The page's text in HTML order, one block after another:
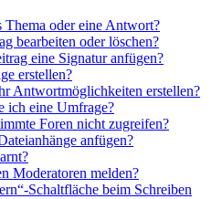
Thema oder eine Antwort?
bearbeiten oder löschen?
eine Signatur anfügen?
erstellen?
Antwortmöglichkeiten erstellen?
ich eine Umfrage?
Foren nicht zugreifen?
anfügen?
Moderatoren melden?
Schaltfläche beim Schreiben